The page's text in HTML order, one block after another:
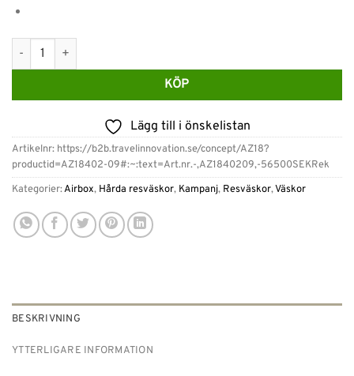
Airbox Resväskor AZ18 – 3-Set 55-65-74cm Champagne mängd
KÖP
Lägg till i önskelistan
Artikelnr: https://b2b.travelinnovation.se/concept/AZ18?
productid=AZ18402-09#:~:text=Art.nr.-,AZ1840209,-56500SEKRek
Kategorier:Airbox, Hårda resväskor, Kampanj, Resväskor,Väskor
BESKRIVNING
YTTERLIGARE INFORMATION